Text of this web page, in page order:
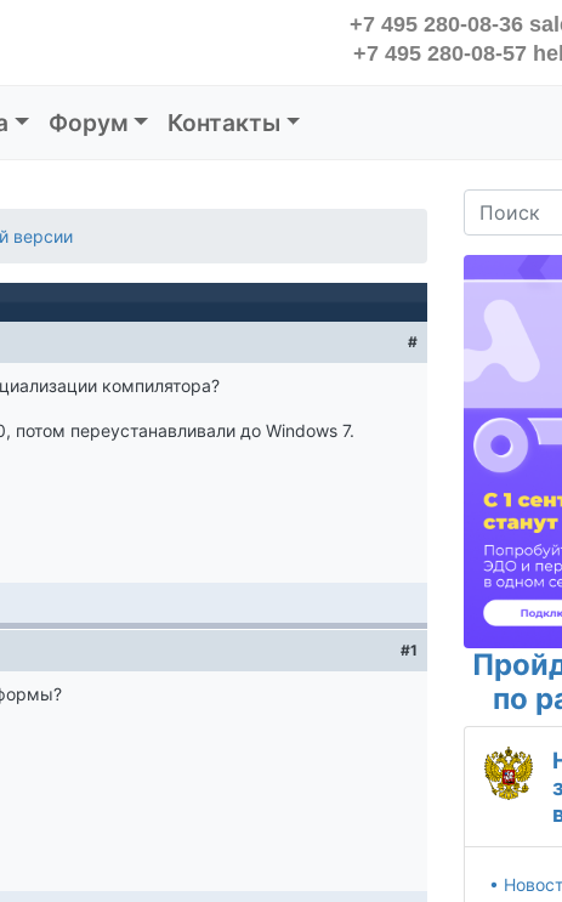
+7 495 280-08-36
+7 495 280-08-57
Форум Контакты
версии
#
компилятора?
потом переустанавливали до Windows 7.
#1
по
•